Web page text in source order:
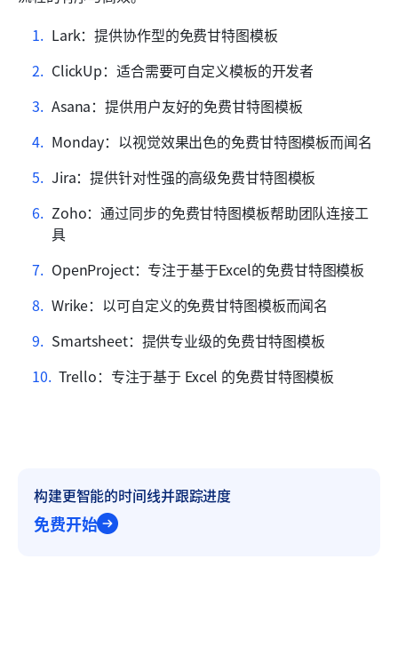
Lark：提供协作型的免费甘特图模板
ClickUp：适合需要可自定义模板的开发者
Asana：提供用户友好的免费甘特图模板
Monday：以视觉效果出色的免费甘特图模板而闻名
Jira：提供针对性强的高级免费甘特图模板
Zoho：通过同步的免费甘特图模板帮助团队连接工
具
OpenProject：专注于基于Excel的免费甘特图模板
Wrike：以可自定义的免费甘特图模板而闻名
Smartsheet：提供专业级的免费甘特图模板
Trello：专注于基于 Excel 的免费甘特图模板
构建更智能的时间线并跟踪进度
免费开始
相关阅读